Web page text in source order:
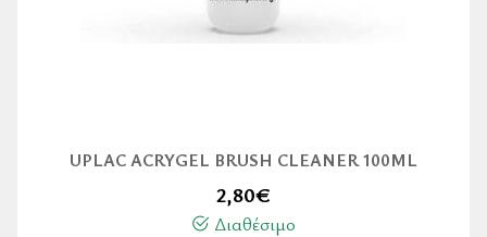
UPLAC ACRYGEL BRUSH CLEANER 100ML
2,80€
Διαθέσιμο